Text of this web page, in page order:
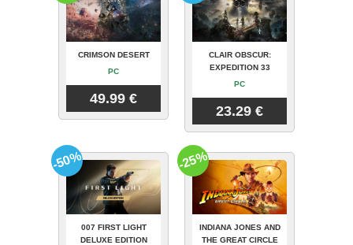
CRIMSON DESERT
PC
49.99 €
CLAIR OBSCUR:
EXPEDITION 33
PC
23.29 €
007 FIRST LIGHT
DELUXE EDITION
-50%
INDIANA JONES AND
THE GREAT CIRCLE
-25%